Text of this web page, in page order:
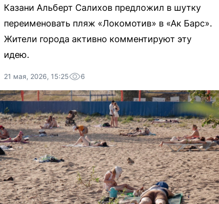
Казани Альберт Салихов предложил в шутку
переименовать пляж «Локомотив» в «Ак Барс».
Жители города активно комментируют эту
идею.
21 мая, 2026, 15:25 6